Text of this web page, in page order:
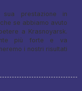
prestazione in
se abbiamo avuto
a Krasnoyarsk.
più forte e va
i nostri risultati